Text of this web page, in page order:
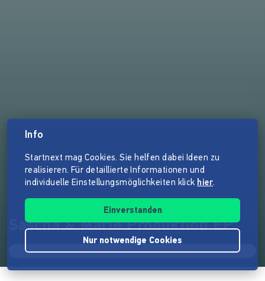
Sascha & Marie Produktion EP
Info
Startnext mag Cookies. Sie helfen dabei Ideen zu
realisieren. Für detaillierte Informationen und
individuelle Einstellungsmöglichkeiten klick hier.
Einverstanden
Nur notwendige Cookies